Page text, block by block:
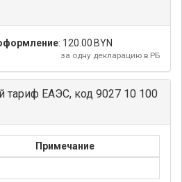
: 120.00 BYN
за одну декларацию в РБ
ЕАЭС, код 9027 10 100
Примечание